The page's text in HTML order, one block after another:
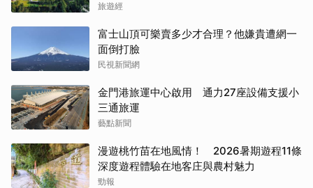
旅遊經
富士山頂可樂賣多少才合理？他嫌貴遭網一
面倒打臉
民視新聞網
金門港旅運中心啟用 通力27座設備支援小
三通旅運
藝點新聞
漫遊桃竹苗在地風情！ 2026暑期遊程11條
深度遊程體驗在地客庄與農村魅力
勁報